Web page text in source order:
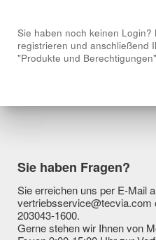
Sie haben noch keinen Login?
registrieren und anschließend
"Produkte und
Sie haben Fragen?
Sie erreichen uns per E-Mail
vertriebsservice@tecvia.com
203043-1600.
Gerne stehen wir Ihnen von